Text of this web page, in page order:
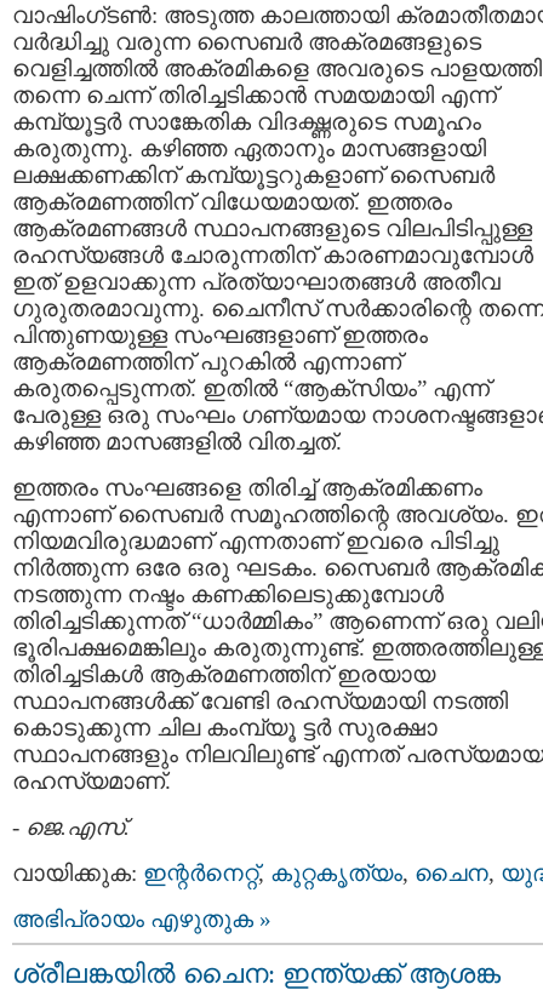
വാഷിംഗ്ടൺ: അടുത്ത കാലത്തായി
വർദ്ധിച്ചു വരുന്ന സൈബർ അക്രമങ്ങളുടെ
വെളിച്ചത്തിൽ അക്രമികളെ അവരുടെ
തന്നെ ചെന്ന് തിരിച്ചടിക്കാൻ സമയമായി എന്ന്
കമ്പ്യൂട്ടർ സാങ്കേതിക വിദഗ്ദ്ധരുടെ സമൂഹം
കരുതുന്നു. കഴിഞ്ഞ ഏതാനും മാസങ്ങളായി
ലക്ഷക്കണക്കിന് കമ്പ്യൂട്ടറുകളാണ് സൈബർ
ആക്രമണത്തിന് വിധേയമായത്. ഇത്തരം
ആക്രമണങ്ങൾ സ്ഥാപനങ്ങളുടെ വിലപിടിപ്പുള്ള
രഹസ്യങ്ങൾ ചോരുന്നതിന് കാരണമാവുമ്പോൾ
ഇത് ഉളവാക്കുന്ന പ്രത്യാഘാതങ്ങൾ അതീവ
ഗുരുതരമാവുന്നു. ചൈനീസ് സർക്കാരിന്റെ
പിന്തുണയുള്ള സംഘങ്ങളാണ് ഇത്തരം
ആക്രമണത്തിന് പുറകിൽ എന്നാണ്
കരുതപ്പെടുന്നത്. ഇതിൽ “ആക്സിയം” എന്ന്
പേരുള്ള ഒരു സംഘം ഗണ്യമായ
കഴിഞ്ഞ മാസങ്ങളിൽ വിതച്ചത്.
ഇത്തരം സംഘങ്ങളെ തിരിച്ച് ആക്രമിക്കണം
എന്നാണ് സൈബർ സമൂഹത്തിന്റെ അവശ്യം.
നിയമവിരുദ്ധമാണ് എന്നതാണ് ഇവരെ പിടിച്ചു
നിർത്തുന്ന ഒരേ ഒരു ഘടകം. സൈബർ
നടത്തുന്ന നഷ്ടം കണക്കിലെടുക്കുമ്പോൾ
തിരിച്ചടിക്കുന്നത് “ധാർമ്മികം” ആണെന്ന് ഒരു
ഭൂരിപക്ഷമെങ്കിലും കരുതുന്നുണ്ട്.
തിരിച്ചടികൾ ആക്രമണത്തിന് ഇരയായ
സ്ഥാപനങ്ങൾക്ക് വേണ്ടി രഹസ്യമായി നടത്തി
കൊടുക്കുന്ന ചില കംമ്പ്യൂ ട്ടർ സുരക്ഷാ
സ്ഥാപനങ്ങളും നിലവിലുണ്ട് എന്നത് പരസ്യമായ
രഹസ്യമാണ്.
- ജെ.എസ്.
വായിക്കുക: ഇന്റര്‍നെറ്റ്‌, കുറ്റകൃത്യം, ചൈന,
അഭിപ്രായം എഴുതുക »
ശ്രീലങ്കയിൽ ചൈന: ഇന്ത്യക്ക് ആശങ്ക